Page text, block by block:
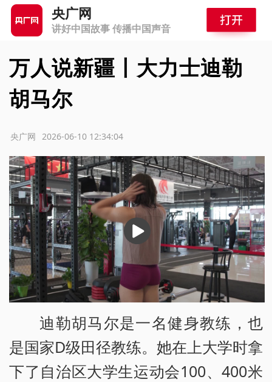
央广网
讲好中国故事 传播中国声音
万人说新疆丨大力士迪勒
胡马尔
2026-06-10 12:34:04
央广网
播
放
迪勒胡马尔是一名健身教练，也
是国家D级田径教练。她在上大学时拿
下了自治区大学生运动会100、400米